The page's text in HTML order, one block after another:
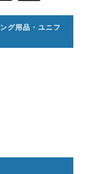
グ用品・ユニフ